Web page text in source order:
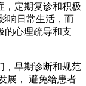
，定期复诊和积极
响日常生活，而
的心理疏导和支
，早期诊断和规范
展， 避免给患者